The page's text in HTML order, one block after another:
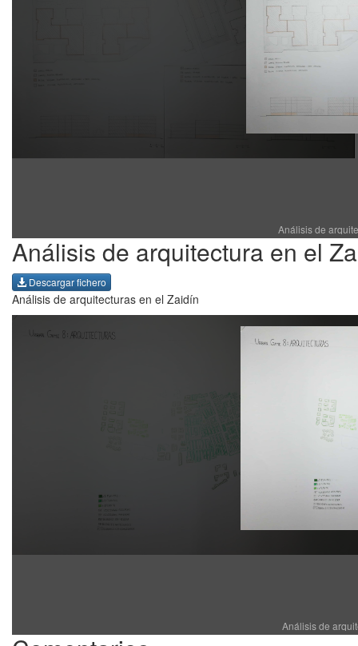
Análisis de
Análisis de arquitectura en el
Descargar fichero
Análisis de arquitecturas en el Zaidín
Análisis de